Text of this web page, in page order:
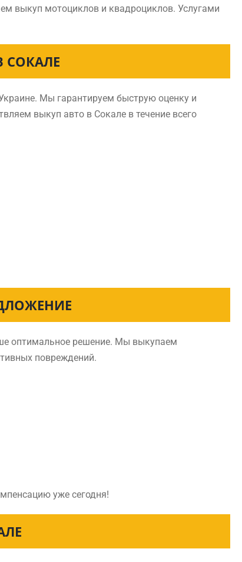
выкуп мотоциклов и квадроциклов. Услугами
СОКАЛЕ
Мы гарантируем быструю оценку и
выкуп авто в Сокале в течение всего
оптимальное решение. Мы выкупаем
повреждений.
уже сегодня!